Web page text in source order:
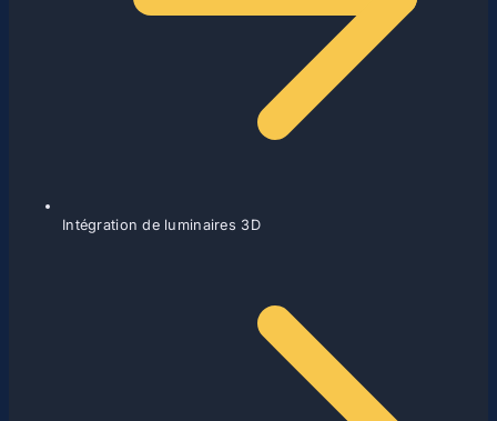
Intégration de luminaires 3D